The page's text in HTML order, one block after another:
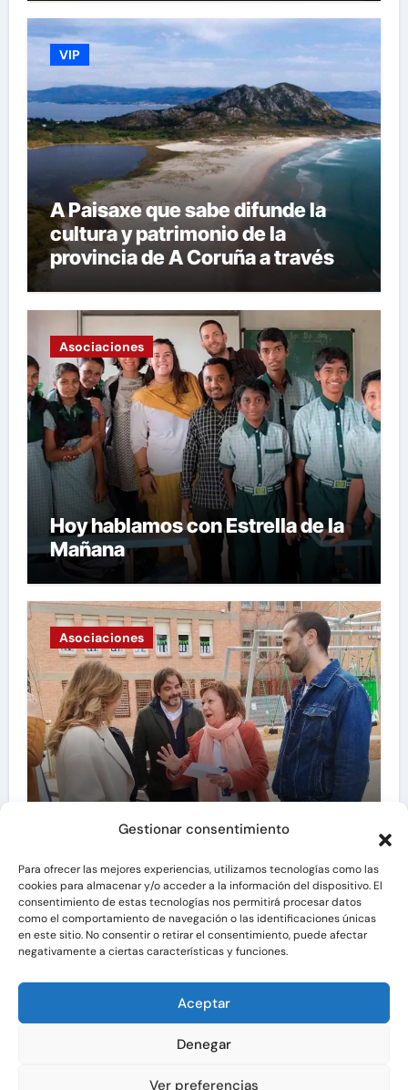
Gestionar consentimiento
Para ofrecer las mejores experiencias, utilizamos tecnologías como las
cookies para almacenar y/o acceder a la información del dispositivo. El
consentimiento de estas tecnologías nos permitirá procesar datos
como el comportamiento de navegación o las identificaciones únicas
en este sitio. No consentir o retirar el consentimiento, puede afectar
negativamente a ciertas características y funciones.
Aceptar
Denegar
Ver preferencias
VIP
A Paisaxe que sabe difunde la
cultura y patrimonio de la
provincia de A Coruña a través
Asociaciones
Hoy hablamos con Estrella de la
Mañana
Asociaciones
Vecinal «La Granja»